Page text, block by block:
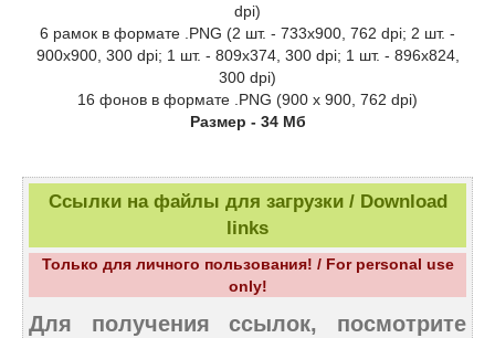
dpi)
6 рамок в формате .PNG (2 шт. - 733х900, 762 dpi; 2 шт. -
900х900, 300 dpi; 1 шт. - 809х374, 300 dpi; 1 шт. - 896х824,
300 dpi)
16 фонов в формате .PNG (900 x 900, 762 dpi)
Размер - 34 Мб
Ссылки на файлы для загрузки / Download
links
Только для личного пользования! / For personal use
only!
Для получения ссылок, посмотрите